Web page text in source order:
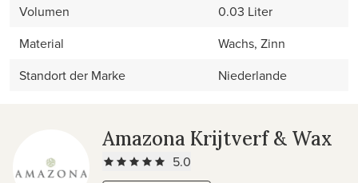
Volumen
0.03 Liter
Material
Wachs, Zinn
Standort der Marke
Niederlande
Amazona Krijtverf & Wax
5.0